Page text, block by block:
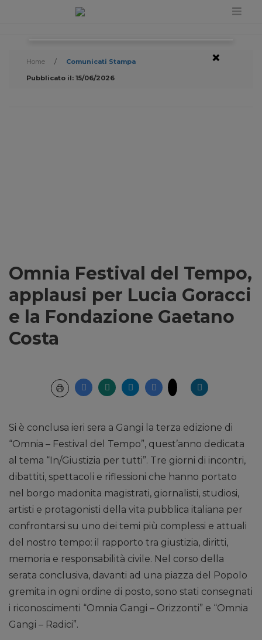
Home /
Comunicati Stampa
Pubblicato il: 15/06/2026
Omnia Festival del Tempo,
applausi per Lucia Goracci
e la Fondazione Gaetano
Costa
Si è conclusa ieri sera a Gangi la terza edizione di
“Omnia – Festival del Tempo”, quest’anno dedicata
al tema “In/Giustizia per tutti”. Tre giorni di incontri,
dibattiti, spettacoli e riflessioni che hanno portato
nel borgo madonita magistrati, giornalisti, studiosi,
artisti e protagonisti della vita pubblica italiana per
confrontarsi su uno dei temi più complessi e attuali
del nostro tempo: il rapporto tra giustizia, diritti,
memoria e responsabilità civile. Nel corso della
serata conclusiva, davanti ad una piazza del Popolo
gremita in ogni ordine di posto, sono stati consegnati
i riconoscimenti “Omnia Gangi – Orizzonti” e “Omnia
Gangi – Radici”.
×